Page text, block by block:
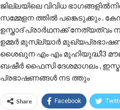
ജില്ലയിലെ വിവിധ
സമ്മേളന ത്തില്‍ പങ്കെടുക്കും .
ഉസ്താദ് പ്രാര്‍ഥനക്ക്
ഉമ്മർ മുസ്ല്യാര്‍
ശൈഖുന എം എം മുഹിയുദ്ധീ3
ബഷീര്‍ ഫൈസി ദേശമാഗലം ,
പ്രഭാഷണങ്ങള്‍ നട ത്തും
Share Facebook